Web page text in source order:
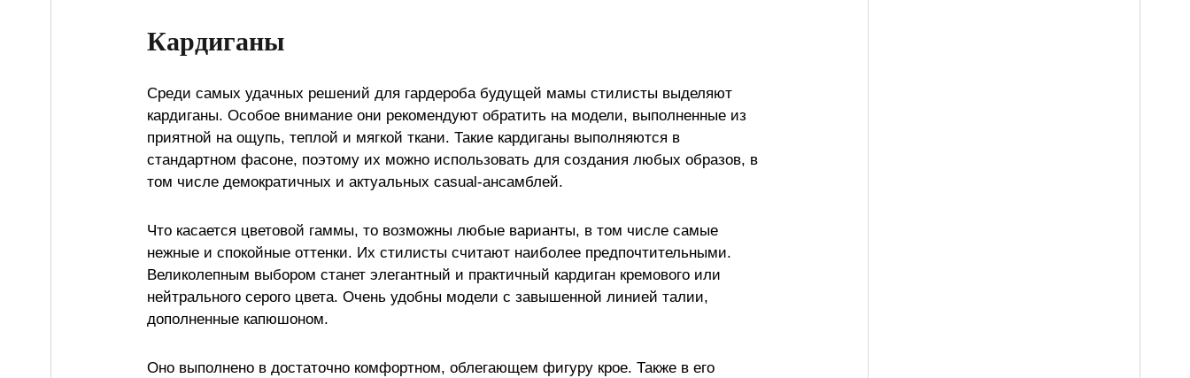
Кардиганы
Среди самых удачных решений для гардероба будущей мамы стилисты выделяют
кардиганы. Особое внимание они рекомендуют обратить на модели, выполненные из
приятной на ощупь, теплой и мягкой ткани. Такие кардиганы выполняются в
стандартном фасоне, поэтому их можно использовать для создания любых образов, в
том числе демократичных и актуальных casual-ансамблей.
Что касается цветовой гаммы, то возможны любые варианты, в том числе самые
нежные и спокойные оттенки. Их стилисты считают наиболее предпочтительными.
Великолепным выбором станет элегантный и практичный кардиган кремового или
нейтрального серого цвета. Очень удобны модели с завышенной линией талии,
дополненные капюшоном.
Оно выполнено в достаточно комфортном, облегающем фигуру крое. Также в его